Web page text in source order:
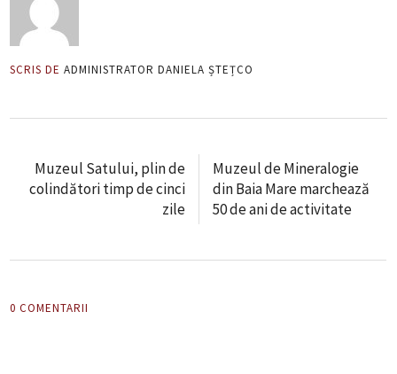
SCRIS DE ADMINISTRATOR DANIELA ȘTEȚCO
Muzeul Satului, plin de
colindători timp de cinci
zile
Muzeul de Mineralogie
din Baia Mare marchează
50 de ani de activitate
0 COMENTARII